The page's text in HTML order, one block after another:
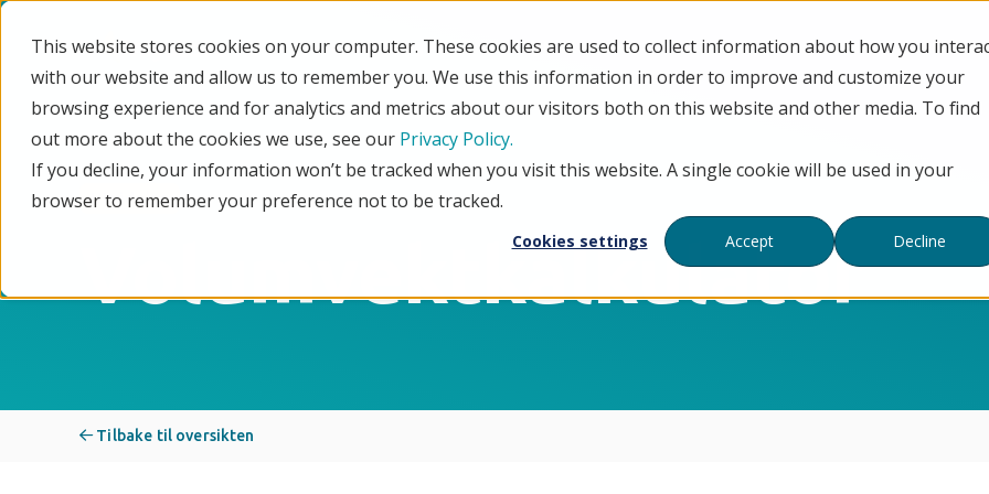
This website stores cookies on your computer. These cookies are used to collect information about how you
with our website and allow us to remember you. We use this information in order to improve and customize your
browsing experience and for analytics and metrics about our visitors both on this website and other media. To find
out more about the cookies we use, see our Privacy Policy.
If you decline, your information won’t be tracked when you visit this website. A single cookie will be used in your
browser to remember your preference not to be tracked.
Cookies settings Accept Decline
Nettbutikk og POS Flytt til Mystore Tjenester Priser
Utvidelse
Volumvektkalkulator
Tilbake til oversikten